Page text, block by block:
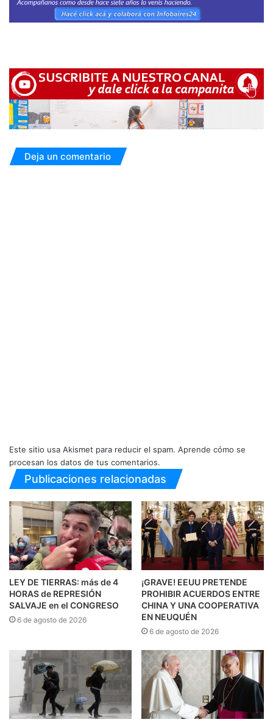
Deja un comentario
Este sitio usa Akismet para reducir el spam. Aprende cómo se
procesan los datos de tus comentarios.
Publicaciones relacionadas
LEY DE TIERRAS: más de 4
HORAS de REPRESIÓN
SALVAJE en el CONGRESO
6 de agosto de 2026
¡GRAVE! EEUU PRETENDE
PROHIBIR ACUERDOS ENTRE
CHINA Y UNA COOPERATIVA
EN NEUQUÉN
6 de agosto de 2026